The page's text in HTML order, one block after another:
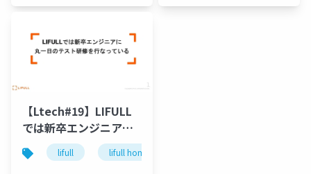
【Ltech#19】LIFULL
では新卒エンジニアに
丸一日のテスト研修を
行なっている
lifull lifull home's